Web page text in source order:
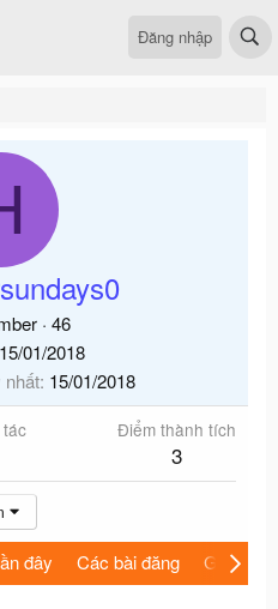
Đăng nhập
· 46
15/01/2018
nhất 15/01/2018
Điểm thành tích
3
đây Các bài đăng Giới thiệu